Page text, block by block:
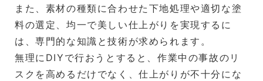
また、素材の種類に合わせた下地処理や適切な塗
料の選定、均一で美しい仕上がりを実現するに
は、専門的な知識と技術が求められます。
無理にDIYで行おうとすると、作業中の事故のリ
スクを高めるだけでなく、仕上がりが不十分にな